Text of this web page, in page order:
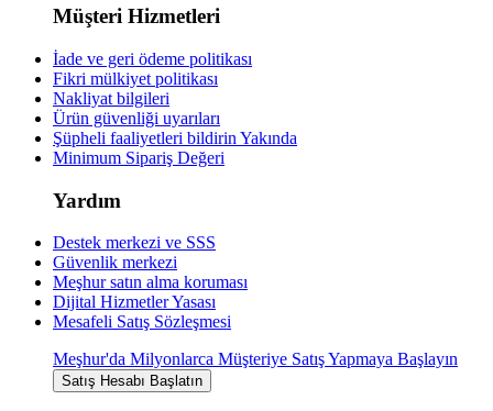
Müşteri Hizmetleri
İade ve geri ödeme politikası
Fikri mülkiyet politikası
Nakliyat bilgileri
Ürün güvenliği uyarıları
Şüpheli faaliyetleri bildirin Yakında
Minimum Sipariş Değeri
Yardım
Destek merkezi ve SSS
Güvenlik merkezi
Meşhur satın alma koruması
Dijital Hizmetler Yasası
Mesafeli Satış Sözleşmesi
Meşhur'da Milyonlarca Müşteriye Satış Yapmaya Başlayın
Satış Hesabı Başlatın